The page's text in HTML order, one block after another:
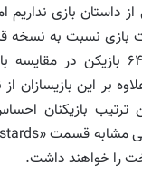
داستان بازی نداریم
بازی نسبت به نسخه
بر این بازیسازان
ترتیب بازیکنان
را خواهند داشت.